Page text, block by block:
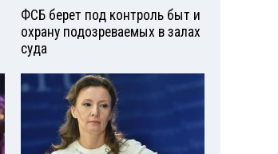
ФСБ берет под контроль быт и
охрану подозреваемых в залах
суда